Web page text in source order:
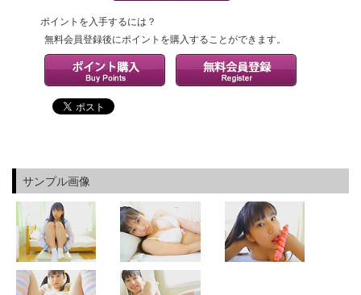
ポイントを入手するには？
無料会員登録後にポイントを購入することができます。
サンプル画像